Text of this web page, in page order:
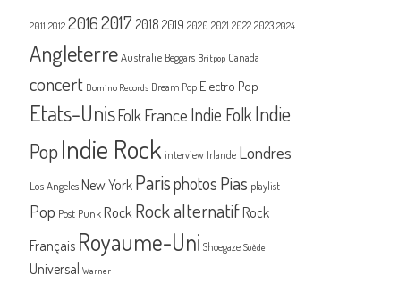
2011 2012 20162017 2018 2019 2020 2021 2022 2023 2024
Angleterre Australie Beggars Britpop Canada
concert Domino Records Dream Pop Electro Pop
Etats-UnisFolk France Indie FolkIndie
PopIndie Rock interview Irlande Londres
Los Angeles New York Parisphotos Pias playlist
Pop Post Punk Rock Rock alternatif Rock
Français Royaume-Uni Shoegaze Suède
Universal Warner